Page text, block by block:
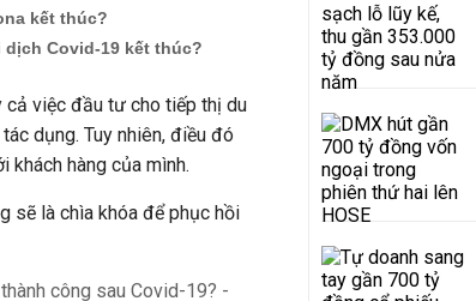
kết thúc?
dịch Covid-19 kết thúc?
cả việc đầu tư cho tiếp thị du
dụng. Tuy nhiên, điều đó
hàng của mình.
sẽ là chìa khóa để phục hồi